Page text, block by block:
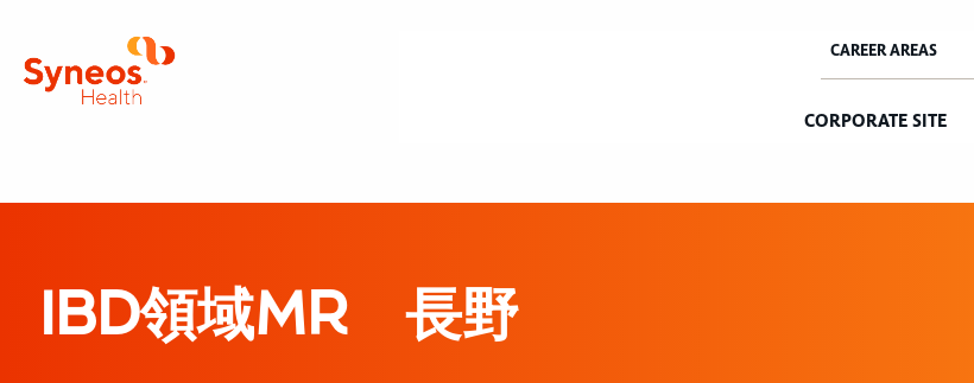
CORPORATE SITE
IBD領域MR 長野